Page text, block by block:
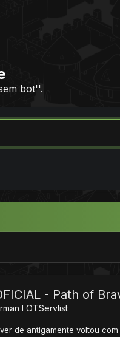
bot''.
- Path of
I OTServlist
de antigamente voltou